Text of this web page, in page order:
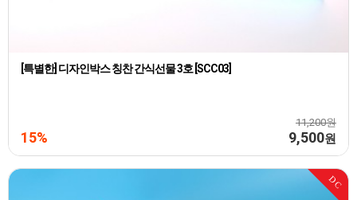
[특별한] 디자인박스 칭찬 간식선물 3호 [SCC03]
11,200원
15% 9,500원
DC